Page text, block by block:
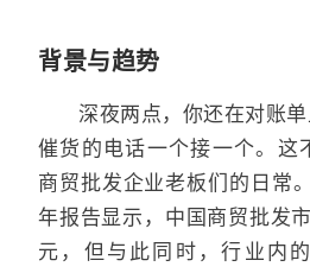
背景与趋势
深夜两点，你还在对账
催货的电话一个接一个。这
商贸批发企业老板们的日常
年报告显示，中国商贸批发
元，但与此同时，行业内